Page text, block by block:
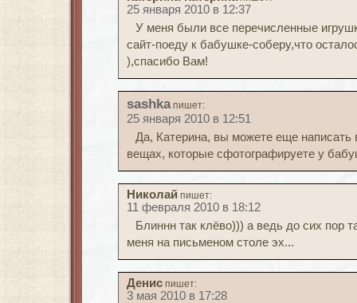
25 января 2010 в 12:37
У меня были все перечисленные
сайт-поеду к бабушке-соберу,что
),спасибо Вам!
sashka пишет:
25 января 2010 в 12:51
Да, Катерина, вы можете еще написать
вещах, которые сфотографируете у
Николай пишет:
11 февраля 2010 в 18:12
Блиннн так клёво))) а ведь до сих пор
меня на письменом столе эх...
Денис пишет:
3 мая 2010 в 17:28